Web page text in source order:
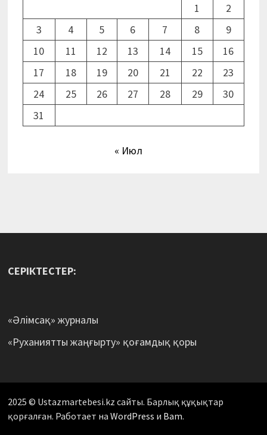
1
2
3
4 5 6 7 8
9
10
11 12 13 14 15
16
17
18 19 20 21 22
23
24
25 26 27 28 29
30
31
« Июл
СЕРІКТЕСТЕР:
«Әлімсақ» журналы
«Руханиятты жаңғырту» қоғамдық қоры
2025 © Ustazmartebesi.kz сайты. Барлық құқықтар
қорғалған. Работает на WordPress и Bam.